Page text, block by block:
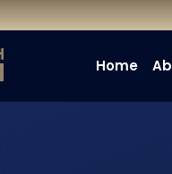
Home